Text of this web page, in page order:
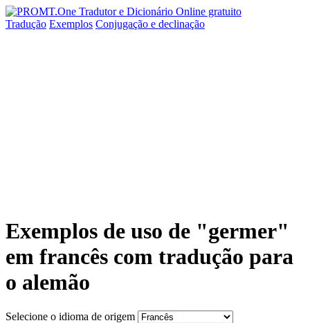
Tradução Exemplos Conjugação e declinação
Exemplos de uso de "germer"
em francês com tradução para
o alemão
Selecione o idioma de origem